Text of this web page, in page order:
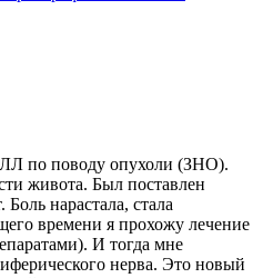
по поводу опухоли (ЗНО).
живота. Был поставлен
нарастала, стала
времени я прохожу лечение
И тогда мне
нерва. Это новый